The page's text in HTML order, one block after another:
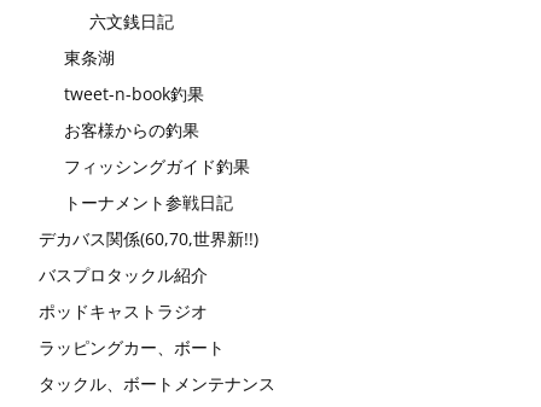
六文銭日記
東条湖
tweet-n-book釣果
お客様からの釣果
フィッシングガイド釣果
トーナメント参戦日記
デカバス関係(60,70,世界新!!)
バスプロタックル紹介
ポッドキャストラジオ
ラッピングカー、ボート
タックル、ボートメンテナンス